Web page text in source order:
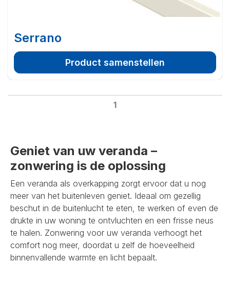
Serrano
Product samenstellen
1
Geniet van uw veranda –
zonwering is de oplossing
Een veranda als overkapping zorgt ervoor dat u nog
meer van het buitenleven geniet. Ideaal om gezellig
beschut in de buitenlucht te eten, te werken of even de
drukte in uw woning te ontvluchten en een frisse neus
te halen. Zonwering voor uw veranda verhoogt het
comfort nog meer, doordat u zelf de hoeveelheid
binnenvallende warmte en licht bepaalt.